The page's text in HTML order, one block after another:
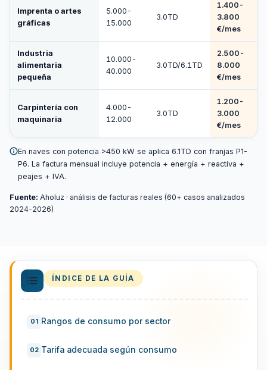
Imprenta o artes
gráficas
5.000-
15.000
3.0TD
1.400-
3.800
€/mes
Industria
alimentaria
pequeña
10.000-
40.000
3.0TD/6.1TD
2.500-
8.000
€/mes
Carpintería con
maquinaria
4.000-
12.000
3.0TD
1.200-
3.000
€/mes
En naves con potencia >450 kW se aplica 6.1TD con franjas P1-
P6. La factura mensual incluye potencia + energía + reactiva +
peajes + IVA.
Fuente: Aholuz · análisis de facturas reales (60+ casos analizados
2024-2026)
ÍNDICE DE LA GUÍA
Rangos de consumo por sector
Tarifa adecuada según consumo